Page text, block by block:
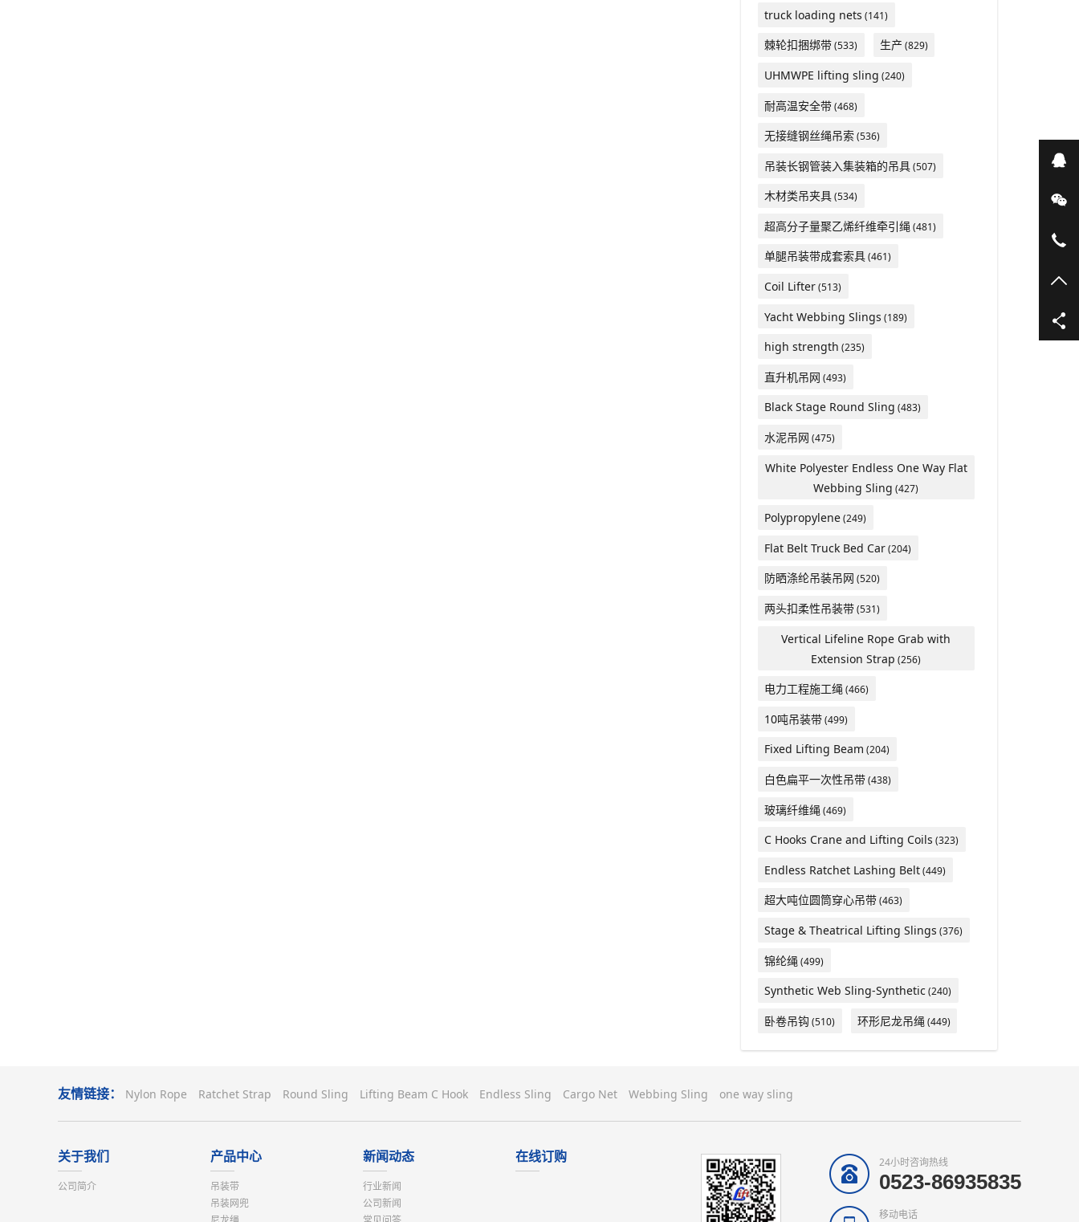
truck loading nets (141)
棘轮扣捆绑带(533) 生产 (829)
UHMWPE lifting sling (240)
耐高温安全带(468)
无接缝钢丝绳吊索(536)
吊装长钢管装入集装箱的吊具(507)
木材类吊夹具(534)
超高分子量聚乙烯纤维牵引绳(481)
单腿吊装带成套索具(461)
Coil Lifter(513)
Yacht Webbing Slings (189)
high strength (235)
直升机吊网 (493)
Black Stage Round Sling (483)
水泥吊网 (475)
White Polyester Endless One Way Flat
Webbing Sling (427)
Polypropylene(249)
Flat Belt Truck Bed Car(204)
防晒涤纶吊装吊网 (520)
两头扣柔性吊装带(531)
Vertical Lifeline Rope Grab with
Extension Strap (256)
电力工程施工绳(466)
10吨吊装带(499)
Fixed Lifting Beam (204)
白色扁平一次性吊带(438)
玻璃纤维绳 (469)
C Hooks Crane and Lifting Coils (323)
Endless Ratchet Lashing Belt(449)
超大吨位圆筒穿心吊带(463)
Stage & Theatrical Lifting Slings (376)
锦纶绳 (499)
Synthetic Web Sling-Synthetic (240)
卧卷吊钩 (510) 环形尼龙吊绳(449)
友情链接： Nylon Rope Ratchet Strap Round Sling Lifting Beam C Hook Endless Sling Cargo Net Webbing Sling one way sling
关于我们
公司简介
产品中心
吊装带
吊装网兜
新闻动态
行业新闻
公司新闻
在线订购 24小时咨询热线
0523-86935835
移动电话
在
微